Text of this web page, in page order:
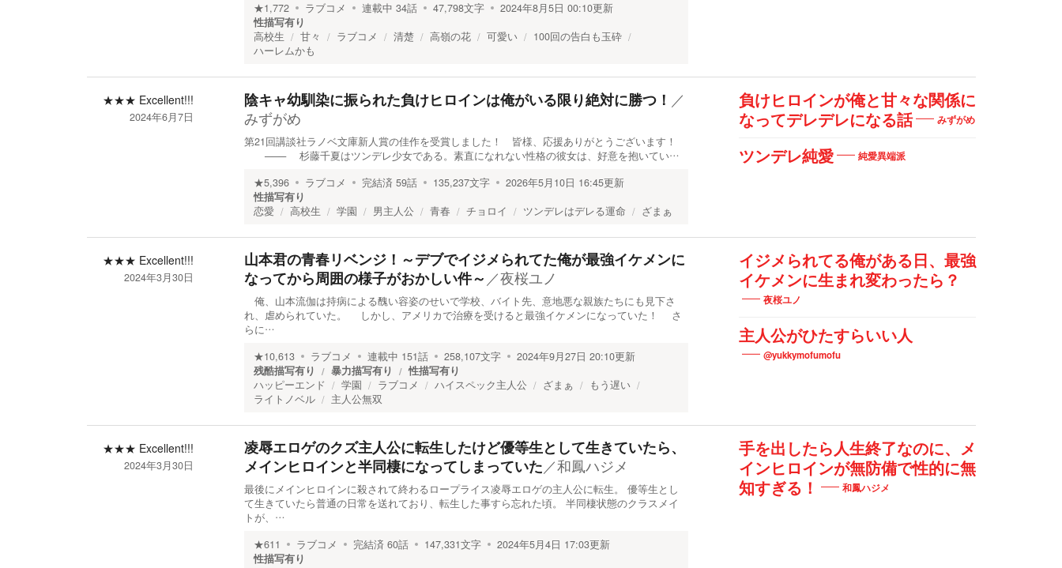
★1,772 ラブコメ 連載中 34話 47,798文字 2024年8月5日 00:10更新
性描写有り
高校生
甘々 ラブコメ 清楚 高嶺の花 可愛い
100回の告白も玉砕
ハーレムかも
★★★ Excellent!!!
2024年6月7日
陰キャ幼馴染に振られた負けヒロインは俺がいる限り絶対に勝つ！ ／
みずがめ
第21回講談社ラノベ文庫新人賞の佳作を受賞しました！ 皆様、応援ありがとうございます！
─── 杉藤千夏はツンデレ少女である。素直になれない性格の彼女は、好意を抱いてい…
★5,396 ラブコメ 完結済 59話 135,237文字 2026年5月10日 16:45更新
性描写有り
恋愛
高校生 学園 男主人公 青春 チョロイ ツンデレはデレる運命 ざまぁ
負けヒロインが俺と甘々な関係に
なってデレデレになる話
みずがめ
ツンデレ純愛 純愛異端派
★★★ Excellent!!!
2024年3月30日
山本君の青春リベンジ！～デブでイジメられてた俺が最強イケメンに
なってから周囲の様子がおかしい件～ ／夜桜ユノ
俺、山本流伽は持病による醜い容姿のせいで学校、バイト先、意地悪な親族たちにも見下さ
れ、虐められていた。 しかし、アメリカで治療を受けると最強イケメンになっていた！ さ
らに…
★10,613 ラブコメ 連載中 151話 258,107文字 2024年9月27日 20:10更新
残酷描写有り
暴力描写有り
性描写有り
ハッピーエンド
学園 ラブコメ ハイスペック主人公 ざまぁ
もう遅い
ライトノベル
主人公無双
イジメられてる俺がある日、最強
イケメンに生まれ変わったら？
夜桜ユノ
主人公がひたすらいい人
@yukkymofumofu
★★★ Excellent!!!
2024年3月30日
凌辱エロゲのクズ主人公に転生したけど優等生として生きていたら、
メインヒロインと半同棲になってしまっていた／和鳳ハジメ
最後にメインヒロインに殺されて終わるロープライス凌辱エロゲの主人公に転生。 優等生とし
て生きていたら普通の日常を送れており、転生した事すら忘れた頃。 半同棲状態のクラスメイ
トが、…
★611 ラブコメ 完結済 60話 147,331文字 2024年5月4日 17:03更新
性描写有り
手を出したら人生終了なのに、メ
インヒロインが無防備で性的に無
知すぎる！
和鳳ハジメ